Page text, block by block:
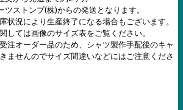
ツストンプ(株)からの発送となります。
状況により生産終了になる場合もございます。
しては画像のサイズ表をご覧ください。
注オーダー品のため、シャツ製作手配後のキャ
ませんのでサイズ間違いなどにはご注意くださ